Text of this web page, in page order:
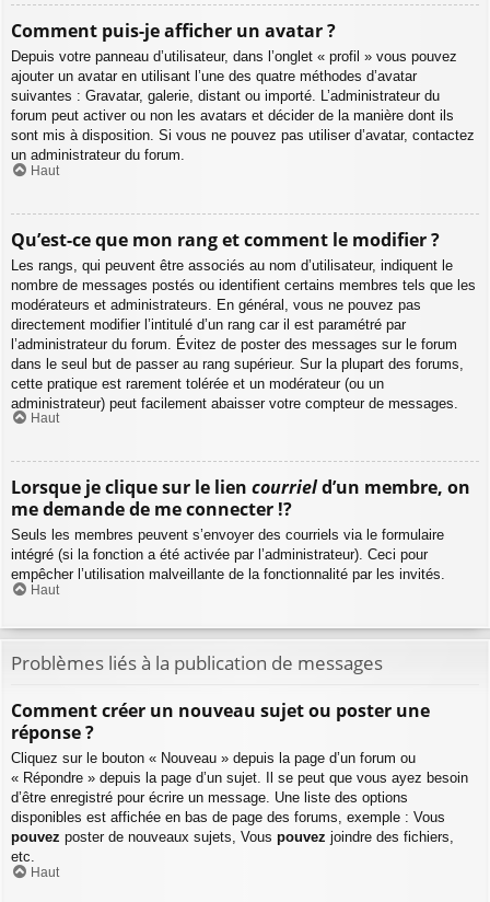
Comment puis-je afficher un avatar ?
Depuis votre panneau d’utilisateur, dans l’onglet « profil » vous pouvez
ajouter un avatar en utilisant l’une des quatre méthodes d’avatar
suivantes : Gravatar, galerie, distant ou importé. L’administrateur du
forum peut activer ou non les avatars et décider de la manière dont ils
sont mis à disposition. Si vous ne pouvez pas utiliser d’avatar, contactez
un administrateur du forum.
Haut
Qu’est-ce que mon rang et comment le modifier ?
Les rangs, qui peuvent être associés au nom d’utilisateur, indiquent le
nombre de messages postés ou identifient certains membres tels que les
modérateurs et administrateurs. En général, vous ne pouvez pas
directement modifier l’intitulé d’un rang car il est paramétré par
l’administrateur du forum. Évitez de poster des messages sur le forum
dans le seul but de passer au rang supérieur. Sur la plupart des forums,
cette pratique est rarement tolérée et un modérateur (ou un
administrateur) peut facilement abaisser votre compteur de messages.
Haut
Lorsque je clique sur le lien courrield’un membre, on
me demande de me connecter !?
Seuls les membres peuvent s’envoyer des courriels via le formulaire
intégré (si la fonction a été activée par l’administrateur). Ceci pour
empêcher l’utilisation malveillante de la fonctionnalité par les invités.
Haut
Problèmes liés à la publication de messages
Comment créer un nouveau sujet ou poster une
réponse ?
Cliquez sur le bouton « Nouveau » depuis la page d’un forum ou
« Répondre » depuis la page d’un sujet. Il se peut que vous ayez besoin
d’être enregistré pour écrire un message. Une liste des options
disponibles est affichée en bas de page des forums, exemple : Vous
pouvez poster de nouveaux sujets, Vous pouvez joindre des fichiers,
etc.
Haut